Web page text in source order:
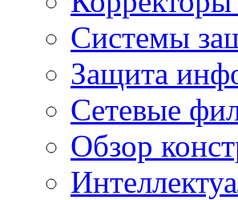
Системы
Защита
Сетевые
Обзор